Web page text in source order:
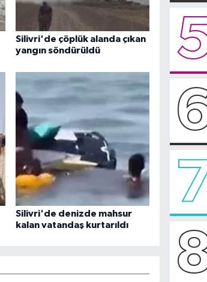
Silivri'de çöplük alanda çıkan
yangın söndürüldü
Silivri'de denizde mahsur
kalan vatandaş kurtarıldı